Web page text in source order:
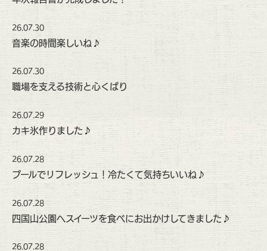
26.07.30
音楽の時間楽しいね♪
26.07.30
職場を支える技術と心くばり
26.07.29
カキ氷作りました♪
26.07.28
プールでリフレッシュ！冷たくて気持ちいいね♪
26.07.28
四国山公園へスイーツを食べにお出かけしてきました♪
26.07.28